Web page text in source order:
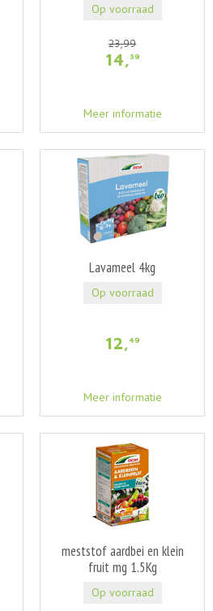
23,99
14,39
Meer informatie
Op voorraad
Lavameel 4kg
12,49
Meer informatie
Op voorraad
meststof aardbei en klein
fruit mg 1.5Kg
Op voorraad